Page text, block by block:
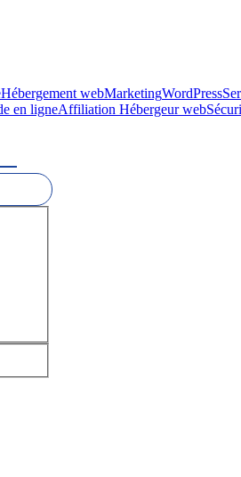
Hébergement webMarketingWordPress
en ligneAffiliation Hébergeur web